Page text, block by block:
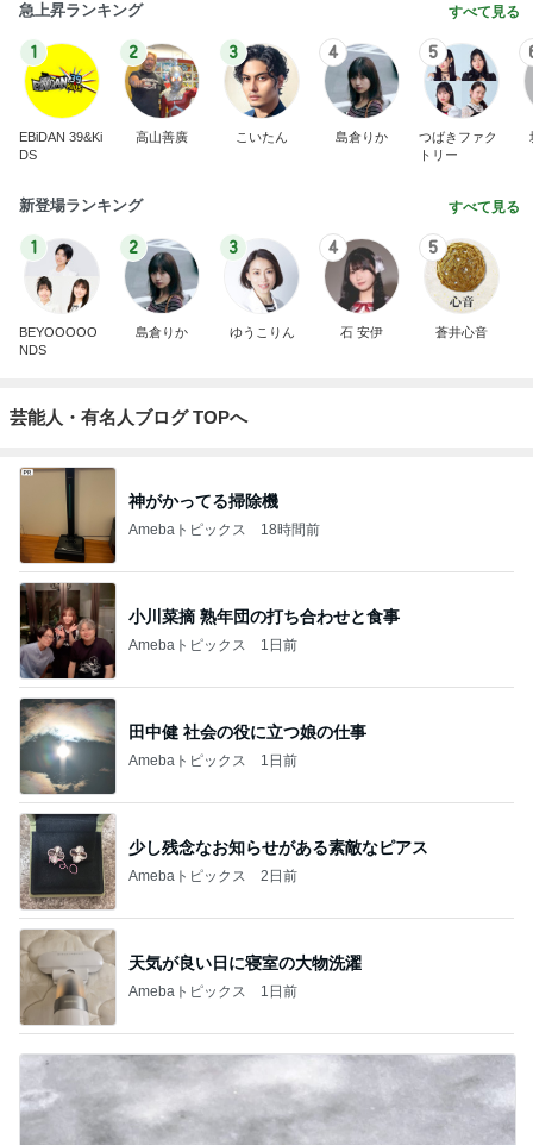
急上昇ランキング すべて見る
1
EBiDAN 39&Ki
DS
2
高山善廣
3
こいたん
4
島倉りか
5
つばきファク
トリー
新登場ランキング すべて見る
1
BEYOOOOO
NDS
2
島倉りか
3
ゆうこりん
4
石 安伊
5
蒼井心音
芸能人・有名人ブログ TOPへ
神がかってる掃除機
Amebaトピックス 18時間前
小川菜摘 熟年団の打ち合わせと食事
Amebaトピックス 1日前
田中健 社会の役に立つ娘の仕事
Amebaトピックス 1日前
少し残念なお知らせがある素敵なピアス
Amebaトピックス 2日前
天気が良い日に寝室の大物洗濯
Amebaトピックス 1日前